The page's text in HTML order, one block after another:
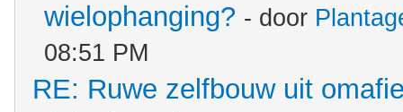
wielophanging? - door
08:51 PM
RE: Ruwe zelfbouw uit